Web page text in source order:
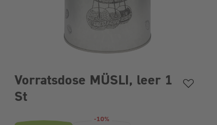
Vorratsdose MÜSLI, leer 1
St
-10%